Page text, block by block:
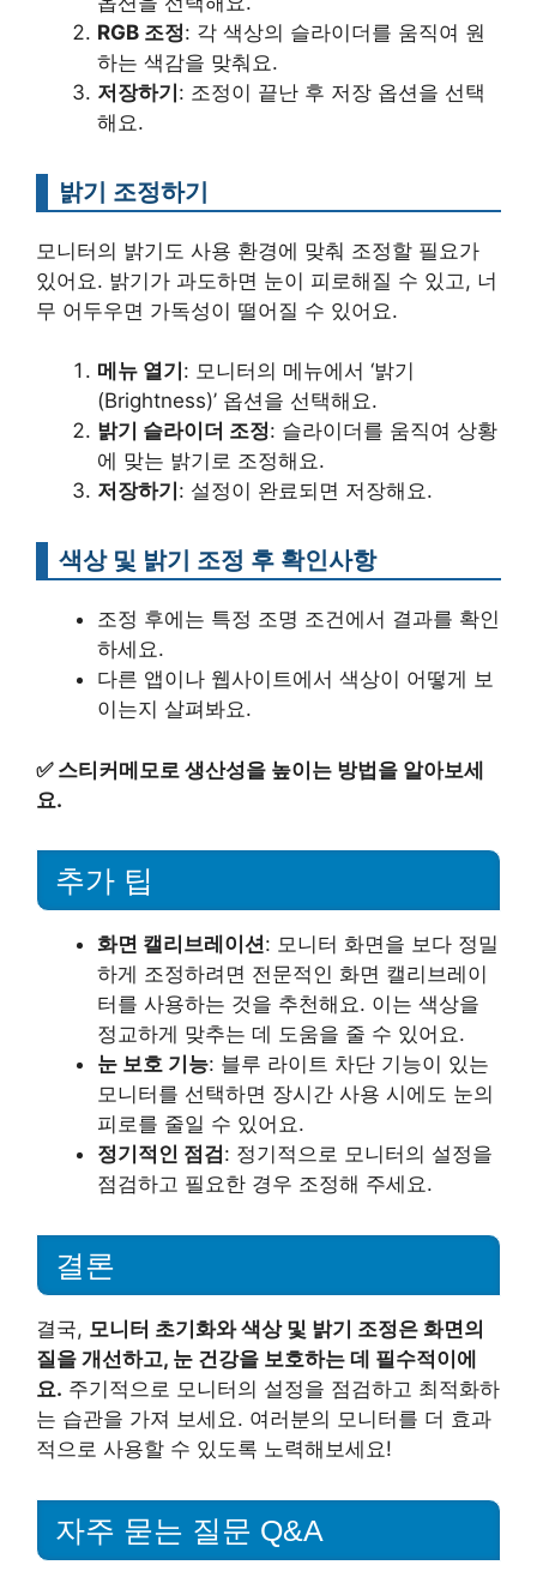
RGB 조정: 각 색상의 슬라이더를 움직여 원
하는 색감을 맞춰요.
저장하기: 조정이 끝난 후 저장 옵션을 선택
해요.
밝기 조정하기
모니터의 밝기도 사용 환경에 맞춰 조정할 필요가
있어요. 밝기가 과도하면 눈이 피로해질 수 있고, 너
무 어두우면 가독성이 떨어질 수 있어요.
메뉴 열기 : 모니터의 메뉴에서 ‘밝기
(Brightness)’ 옵션을 선택해요.
밝기 슬라이더 조정: 슬라이더를 움직여 상황
에 맞는 밝기로 조정해요.
저장하기 : 설정이 완료되면 저장해요.
색상 및 밝기 조정 후 확인사항
조정 후에는 특정 조명 조건에서 결과를 확인
하세요.
다른 앱이나 웹사이트에서 색상이 어떻게 보
이는지 살펴봐요.
✅ 스티커메모로 생산성을 높이는 방법을 알아보세
요.
추가 팁
화면 캘리브레이션: 모니터 화면을 보다 정밀
하게 조정하려면 전문적인 화면 캘리브레이
터를 사용하는 것을 추천해요. 이는 색상을
정교하게 맞추는 데 도움을 줄 수 있어요.
눈 보호 기능: 블루 라이트 차단 기능이 있는
모니터를 선택하면 장시간 사용 시에도 눈의
피로를 줄일 수 있어요.
정기적인 점검 : 정기적으로 모니터의 설정을
점검하고 필요한 경우 조정해 주세요.
결론
결국, 모니터 초기화와 색상 및 밝기 조정은 화면의
질을 개선하고, 눈 건강을 보호하는 데 필수적이에
요. 주기적으로 모니터의 설정을 점검하고 최적화하
는 습관을 가져 보세요. 여러분의 모니터를 더 효과
적으로 사용할 수 있도록 노력해보세요!
자주 묻는 질문 Q&A